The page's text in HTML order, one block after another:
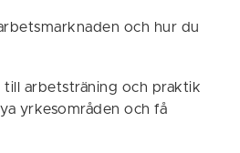
och hur du
arbetsträning och praktik
yrkesområden och få